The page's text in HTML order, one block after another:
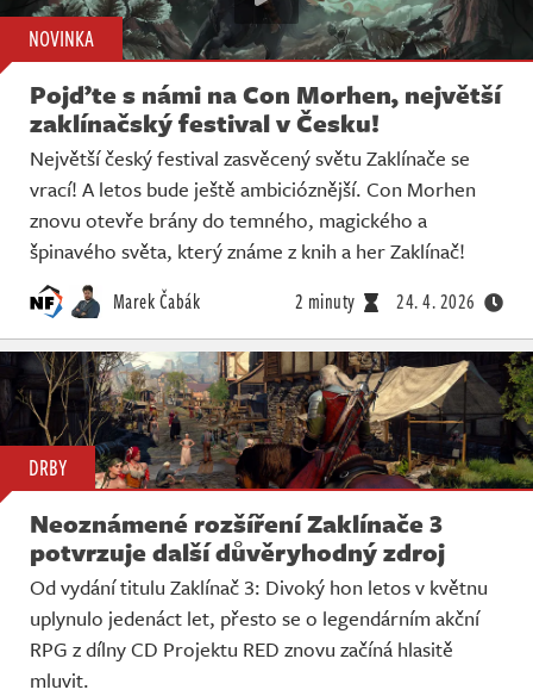
NOVINKA
Pojďte s námi na Con Morhen, největší
zaklínačský festival v Česku!
Největší český festival zasvěcený světu Zaklínače se
vrací! A letos bude ještě ambicióznější. Con Morhen
znovu otevře brány do temného, magického a
špinavého světa, který známe z knih a her Zaklínač!
Marek Čabák 2 minuty 24. 4. 2026
DRBY
Neoznámené rozšíření Zaklínače 3
potvrzuje další důvěryhodný zdroj
Od vydání titulu Zaklínač 3: Divoký hon letos v květnu
uplynulo jedenáct let, přesto se o legendárním akční
RPG z dílny CD Projektu RED znovu začíná hlasitě
mluvit.